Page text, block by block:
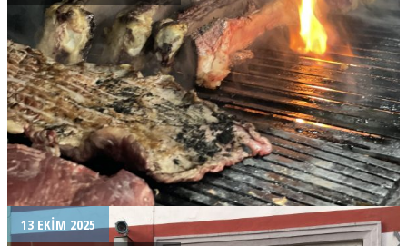
13 EKIM 2025